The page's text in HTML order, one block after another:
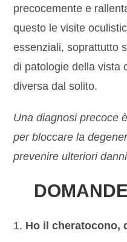
precocemente e
questo le visite
essenziali, soprattutto
di patologie della vista
diversa dal solito.
Una diagnosi precoce
per bloccare la
prevenire ulteriori
Ho il cheratocono,